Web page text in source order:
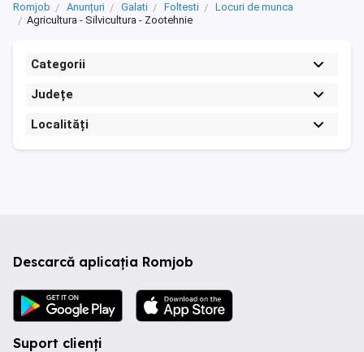
Romjob Anunțuri Galati Foltesti
Locuri de munca
Agricultura - Silvicultura - Zootehnie
Categorii
Județe
Localități
Descarcă aplicația Romjob
Suport clienți